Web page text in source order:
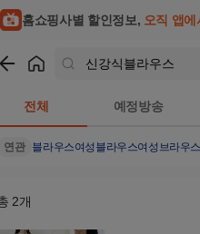
홈쇼핑사별 할인정보, 오직 앱에
전체 예정방송
연관 블라우스여성블라우스여성브라우스
2개